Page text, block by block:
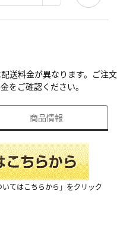
送料金が異なります。ご注文
をご確認ください。
商品情報
てはこちらから」をクリック